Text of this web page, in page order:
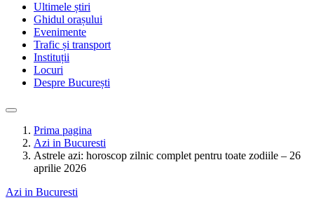
Ultimele știri
Ghidul orașului
Evenimente
Trafic și transport
Instituții
Locuri
Despre București
Prima pagina
Azi in Bucuresti
Astrele azi: horoscop zilnic complet pentru toate zodiile – 26
aprilie 2026
Azi in Bucuresti